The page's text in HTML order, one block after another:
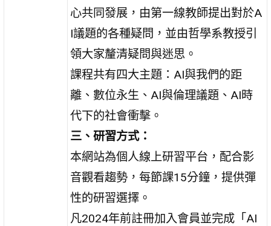
心共同發展，由第一線教師提出對於A
I議題的各種疑問，並由哲學系教授引
領大家釐清疑問與迷思。
課程共有四大主題：AI與我們的距
離、數位永生、AI與倫理議題、AI時
代下的社會衝擊。
三、研習方式：
本網站為個人線上研習平台，配合影
音觀看趨勢，每節課15分鐘，提供彈
性的研習選擇。
凡2024年前註冊加入會員並完成「AI